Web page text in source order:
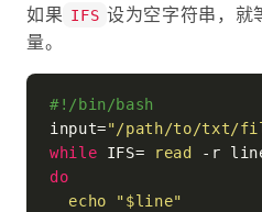
如果 IFS 设为空字符串，就
量。
#!/bin/bash
input="/path/to/txt/
while IFS= read
do
echo
"$line"